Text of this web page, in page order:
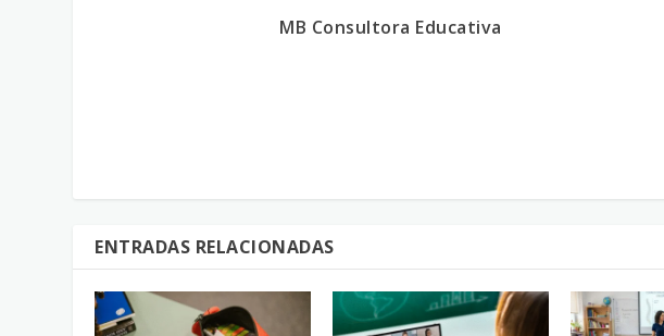
MB Consultora Educativa
ENTRADAS RELACIONADAS